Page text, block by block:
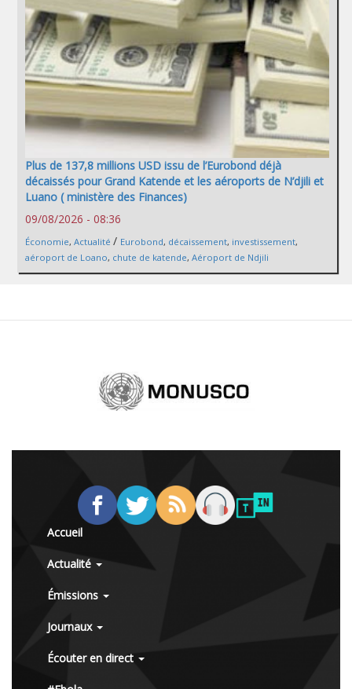
Plus de 137,8 millions USD issu de l’Eurobond déjà
décaissés pour Grand Katende et les aéroports de N’djili et
Luano ( ministère des Finances)
09/08/2026 - 08:36
Économie, Actualité / Eurobond, décaissement, investissement,
aéroport de Loano, chute de katende, Aéroport de Ndjili
Accueil
Actualité
Émissions
Journaux
Écouter en direct